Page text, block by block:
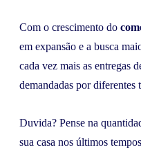
Com o crescimento do
em expansão e a busca
cada vez mais as entregas
demandadas por diferentes
Duvida? Pense na
sua casa nos últimos